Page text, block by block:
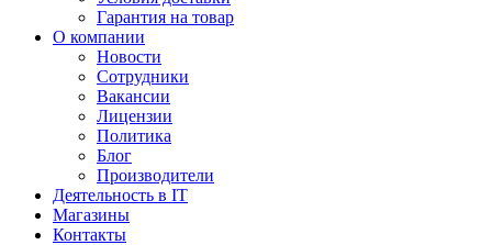
Гарантия на товар
О компании
Новости
Сотрудники
Вакансии
Лицензии
Политика
Блог
Производители
Деятельность в IT
Магазины
Контакты